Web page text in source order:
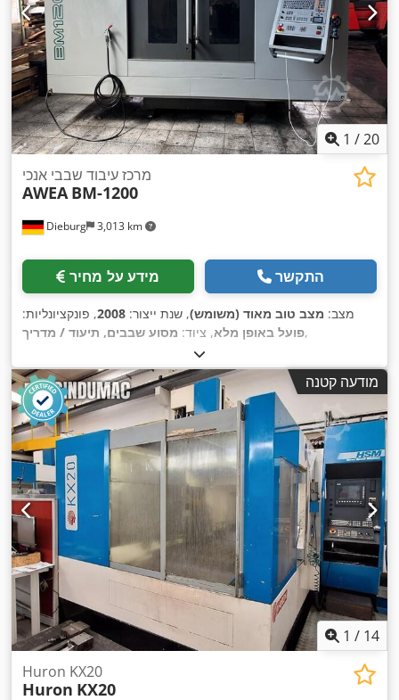
1 /20
Dieburg 3,013 km
מרכז עיבוד שבבי אנכי
AWEA BM-1200
מידע על מחיר התקשר
מצב: מצב טוב מאוד (משומש), שנת ייצור: 2008, פונקציונליות:
פועל באופן מלא, ציוד: מסוע שבבים, תיעוד / מדריך ,
מודעה קטנה
1 / 14
Huron KX20
Huron KX20